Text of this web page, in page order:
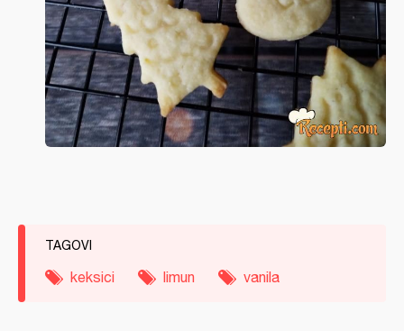
TAGOVI
keksici limun vanila